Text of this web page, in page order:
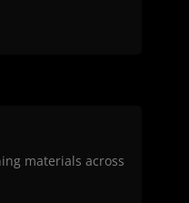
materials across